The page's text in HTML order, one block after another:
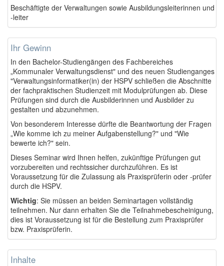
Beschäftigte der Verwaltungen sowie Ausbildungsleiterinnen und
-leiter
Ihr Gewinn
In den Bachelor-Studiengängen des Fachbereiches
„Kommunaler Verwaltungsdienst" und des neuen Studienganges
"Verwaltungsinformatiker(in) der HSPV schließen die Abschnitte
der fachpraktischen Studienzeit mit Modulprüfungen ab. Diese
Prüfungen sind durch die Ausbilderinnen und Ausbilder zu
gestalten und abzunehmen.
Von besonderem Interesse dürfte die Beantwortung der Fragen
„Wie komme ich zu meiner Aufgabenstellung?" und "Wie
bewerte ich?" sein.
Dieses Seminar wird Ihnen helfen, zukünftige Prüfungen gut
vorzubereiten und rechtssicher durchzuführen. Es ist
Voraussetzung für die Zulassung als Praxisprüferin oder -prüfer
durch die HSPV.
Wichtig: Sie müssen an beiden Seminartagen vollständig
teilnehmen. Nur dann erhalten Sie die Teilnahmebescheinigung,
dies ist Voraussetzung ist für die Bestellung zum Praxisprüfer
bzw. Praxisprüferin.
Inhalte